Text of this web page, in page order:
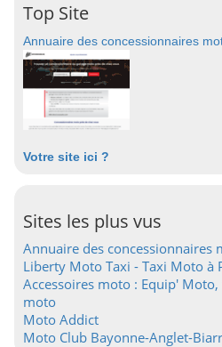
Top Site
Annuaire des concessionnaires
Votre site ici ?
Sites les plus vus
Annuaire des concessionnaires
Liberty Moto Taxi - Taxi Moto à
Accessoires moto : Equip'
moto
Moto Addict
Moto Club Bayonne-Anglet-